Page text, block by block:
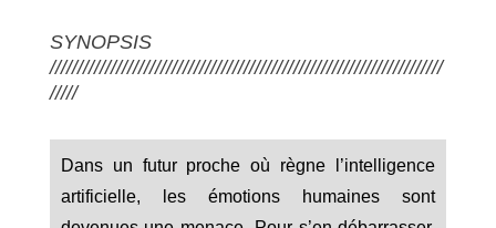
SYNOPSIS
///////////////////////////////////////////////////////////////////////
/////
Dans un futur proche où règne l’intelligence
artificielle, les émotions humaines sont